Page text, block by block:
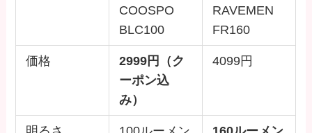
COOSPO
BLC100
RAVEMEN
FR160
価格
2999円（ク
ーポン込
み）
4099円